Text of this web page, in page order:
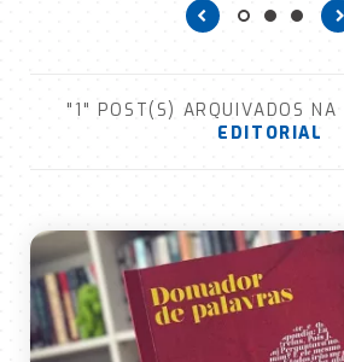
"1" POST(S) ARQUIVADOS NA
EDITORIAL